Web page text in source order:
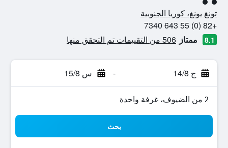
تقييم فئة 2
تونغ يونغ، كوريا الجنوبية
+82 (0) 55 643 7340
8.1 ممتاز 506 من التقييمات تم التحقق منها
ج 14/8 - س 15/8
2 من الضيوف، غرفة واحدة
بحث